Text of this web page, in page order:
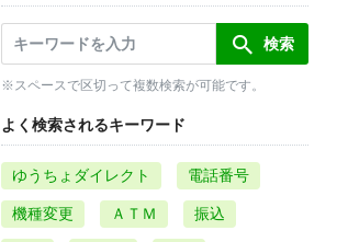
※スペースで区切って複数検索が可能です。
よく検索されるキーワード
ゆうちょダイレクト 電話番号
機種変更 ＡＴＭ 振込